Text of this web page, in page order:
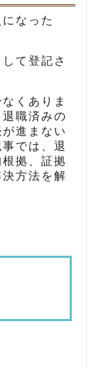
なった
て登記さ
くありま
職済みの
進まない
では、退
拠、証拠
方法を解